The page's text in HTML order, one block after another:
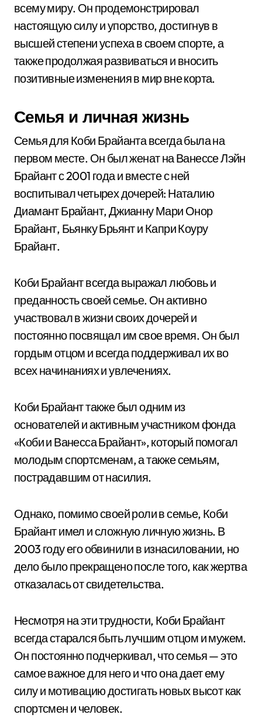
всему миру. Он продемонстрировал
настоящую силу и упорство, достигнув в
высшей степени успеха в своем спорте, а
также продолжая развиваться и вносить
позитивные изменения в мир вне корта.
Семья и личная жизнь
Семья для Коби Брайанта всегда была на
первом месте. Он был женат на Ванессе Лэйн
Брайант с 2001 года и вместе с ней
воспитывал четырех дочерей: Наталию
Диамант Брайант, Джианну Мари Онор
Брайант, Бьянку Брьянт и Капри Коуру
Брайант.
Коби Брайант всегда выражал любовь и
преданность своей семье. Он активно
участвовал в жизни своих дочерей и
постоянно посвящал им свое время. Он был
гордым отцом и всегда поддерживал их во
всех начинаниях и увлечениях.
Коби Брайант также был одним из
основателей и активным участником фонда
«Коби и Ванесса Брайант», который помогал
молодым спортсменам, а также семьям,
пострадавшим от насилия.
Однако, помимо своей роли в семье, Коби
Брайант имел и сложную личную жизнь. В
2003 году его обвинили в изнасиловании, но
дело было прекращено после того, как жертва
отказалась от свидетельства.
Несмотря на эти трудности, Коби Брайант
всегда старался быть лучшим отцом и мужем.
Он постоянно подчеркивал, что семья — это
самое важное для него и что она дает ему
силу и мотивацию достигать новых высот как
спортсмен и человек.